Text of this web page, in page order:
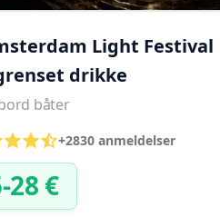
Light Festival
drikke
båter
+2830 anmeldelser
28 €